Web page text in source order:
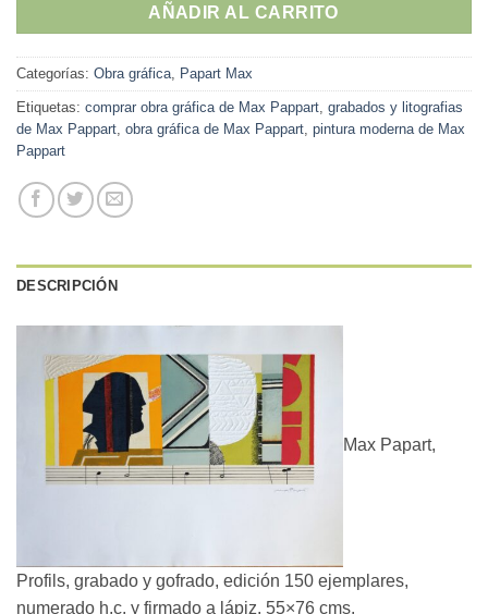
AÑADIR AL CARRITO
Categorías: Obra gráfica Papart Max
Etiquetas: comprar obra gráfica de Max Pappart grabados y litografias
de Max Pappart obra gráfica de Max Pappart pintura moderna de Max
Pappart
DESCRIPCIÓN
Max Papart,
Profils, grabado y gofrado, edición 150 ejemplares,
numerado h.c. y firmado a lápiz, 55×76 cms.